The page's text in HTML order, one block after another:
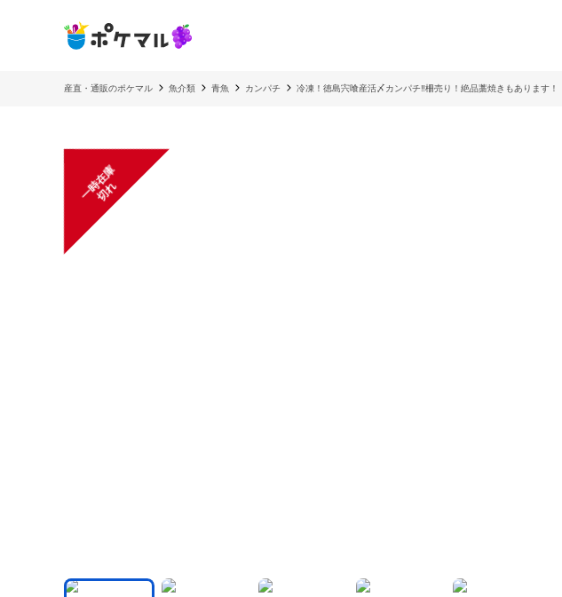
産直・通販のポケマル 魚介類 青魚 カンパチ 冷凍！徳島宍喰産活〆カンパチ‼️柵売り！絶品藁焼きもあります！
一
時
在
庫
切
れ